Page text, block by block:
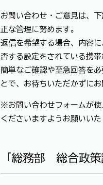
お問い合わせ・ご意見は、
正な管理に努めます。
返信を希望する場合、内容
否する設定をされている携
簡単なご確認や至急回答を
とで、お待ちいただかずに
※お問い合わせフォームが使
くださいますようお願いい
「総務部 総合政